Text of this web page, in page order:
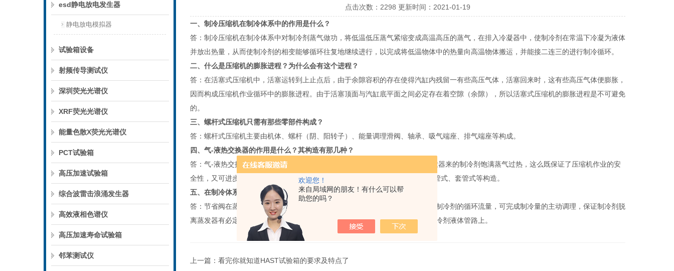
欢迎您！
来自局域网的朋友！有什么可以帮
助您的吗？
esd静电放电发生器
静电放电模拟器
试验箱设备
射频传导测试仪
深圳荧光光谱仪
XRF荧光光谱仪
能量色散X荧光光谱仪
PCT试验箱
高压加速试验箱
综合波雷击浪涌发生器
高效液相色谱仪
高压加速寿命试验箱
邻苯测试仪
点击次数：2298 更新时间：2021-01-19
一、制冷压缩机在制冷体系中的作用是什么？
答：制冷压缩机在制冷体系中对制冷剂蒸气做功，将低温低压蒸气紧缩变成高温高压的蒸气，在排入冷凝器中，使制冷剂在常温下冷凝为液体
并放出热量，从而使制冷剂的相变能够循环往复地继续进行，以完成将低温物体中的热量向高温物体搬运，并能接二连三的进行制冷循环。
二、什么是压缩机的膨胀进程？为什么会有这个进程？
答：在活塞式压缩机中，活塞运转到上止点后，由于余隙容积的存在使得汽缸内残留一有些高压气体，活塞回来时，这有些高压气体便膨胀，
因而构成压缩机作业循环中的膨胀进程。由于活塞顶面与汽缸底平面之间必定存在着空隙（余隙），所以活塞式压缩机的膨胀进程是不可避免
的。
三、螺杆式压缩机只需有那些零部件构成？
答：螺杆式压缩机主要由机体、螺杆（阴、阳转子）、能量调理滑阀、轴承、吸气端座、排气端座等构成。
四、气-液热交换器的作用是什么？其构造有那几种？
答：气-液热交换器又称回热器，其效果是使节省前的制冷剂液体过冷，使从蒸发器来的制冷剂饱满蒸气过热，这么既保证了压缩机作业的安
全性，又可进步体系的制冷量。气-液热交换器构造一般选用壳-盘管式，还有绕管式、套管式等构造。
五、在制冷体系中节省阀的功用是什么？安装在什么部位？
答：节省阀在蒸气紧缩式制冷体系的根本设备之一。节省阀的功用是降压和调理制冷剂的循环流量，可完成制冷量的主动调理，保证制冷剂脱
离蒸发器有必定的过热度。节省阀安装在冷凝器和蒸发器之间且接近蒸发器的制冷剂液体管路上。
上一篇： 看完你就知道HAST试验箱的要求及特点了